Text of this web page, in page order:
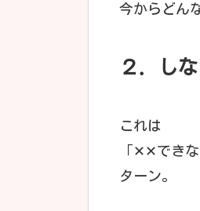
今からどん
２．し
これは
「✕✕でき
ターン。